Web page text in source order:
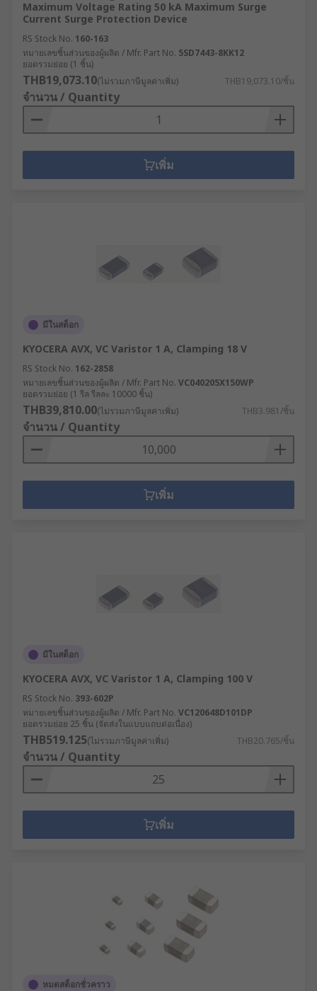
Maximum Voltage Rating 50 kA Maximum Surge
Current Surge Protection Device
RS Stock No. 160-163
หมายเลขชิ้นส่วนของผู้ผลิต / Mfr. Part No. 5SD7443-8KK12
ยอดรวมย่อย (1 ชิ้น)
THB19,073.10(ไม่รวมภาษีมูลค่าเพิ่ม) THB19,073.10/ชิ้น
จำนวน / Quantity
เพิ่ม
มีในสต็อก
KYOCERA AVX, VC Varistor 1 A, Clamping 18 V
RS Stock No. 162-2858
หมายเลขชิ้นส่วนของผู้ผลิต / Mfr. Part No. VC040205X150WP
ยอดรวมย่อย (1 รีล รีลละ 10000 ชิ้น)
THB39,810.00(ไม่รวมภาษีมูลค่าเพิ่ม) THB3.981/ชิ้น
จำนวน / Quantity
เพิ่ม
มีในสต็อก
KYOCERA AVX, VC Varistor 1 A, Clamping 100 V
RS Stock No. 393-602P
หมายเลขชิ้นส่วนของผู้ผลิต / Mfr. Part No. VC120648D101DP
ยอดรวมย่อย 25 ชิ้น (จัดส่งในแบบแถบต่อเนื่อง)
THB519.125(ไม่รวมภาษีมูลค่าเพิ่ม) THB20.765/ชิ้น
จำนวน / Quantity
เพิ่ม
หมดสต็อกชั่วคราว